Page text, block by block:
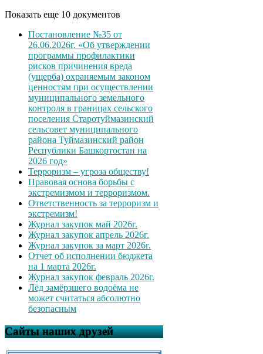
Показать еще 10 документов
Постановление №35 от
26.06.2026г. «Об утверждении
программы профилактики
рисков причинения вреда
(ущерба) охраняемым законом
ценностям при осуществлении
муниципального земельного
контроля в границах сельского
поселения Старотуймазинский
сельсовет муниципального
района Туймазинский район
Республики Башкортостан на
2026 год»
Терроризм – угроза обществу!
Правовая основа борьбы с
экстремизмом и терроризмом.
Ответственность за терроризм и
экстремизм!
Журнал закупок май 2026г.
Журнал закупок апрель 2026г.
Журнал закупок за март 2026г.
Отчет об исполнении бюджета
на 1 марта 2026г.
Журнал закупок февраль 2026г.
Лёд замёрзшего водоёма не
может считаться абсолютно
безопасным
Сайты наших друзей